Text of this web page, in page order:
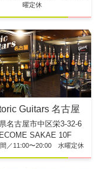
曜定休
Guitars 名古屋
名古屋市中区栄3-32-6
SAKAE 10F
／11:00〜20:00 水曜定休